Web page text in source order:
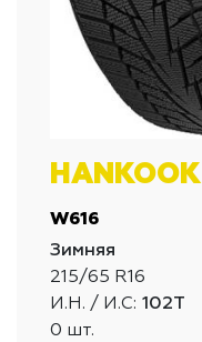
HANKOOK
W616
Зимняя
215/65 R16
И.Н. / И.С: 102T
0 шт.